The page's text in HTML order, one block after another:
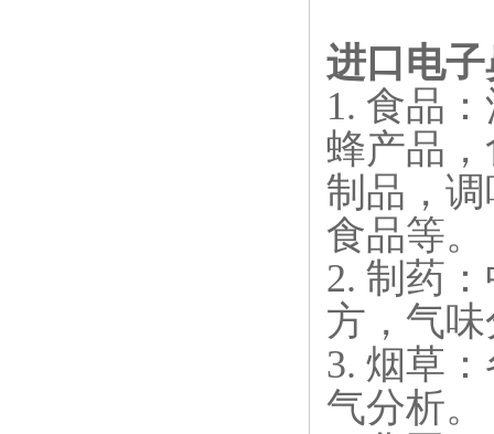
进口电
1. 食品
蜂产品
制品，
食品等。
2. 制药
方，气
3. 烟草
气分析。